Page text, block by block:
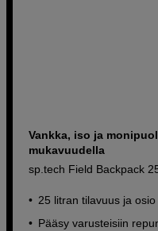
Vankka, iso ja
mukavuudella
sp.tech Field Backpack
25 litran tilavuus ja
Pääsy varusteisiin